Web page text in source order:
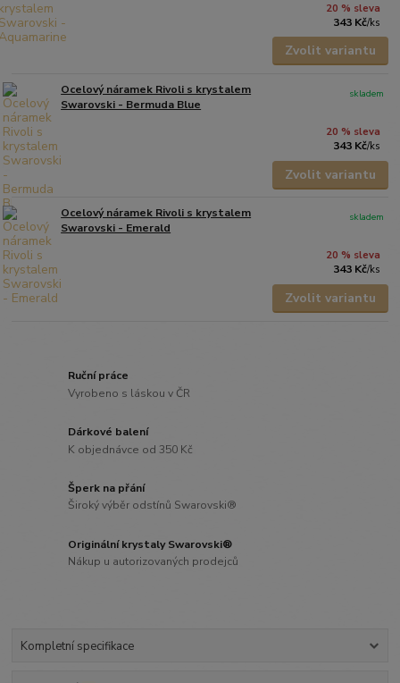
20 % sleva
343 Kč/ks
Zvolit variantu
Ocelový náramek Rivoli s krystalem
Swarovski - Bermuda Blue
20 % sleva
343 Kč/ks
skladem
Zvolit variantu
Ocelový náramek Rivoli s krystalem
Swarovski - Emerald
20 % sleva
343 Kč/ks
skladem
Zvolit variantu
Ruční práce
Vyrobeno s láskou v ČR
Dárkové balení
K objednávce od 350 Kč
Šperk na přání
Široký výběr odstínů Swarovski®
Originální krystaly Swarovski®
Nákup u autorizovaných prodejců
Kompletní specifikace